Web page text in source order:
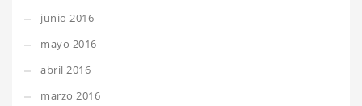
junio 2016
mayo 2016
abril 2016
marzo 2016